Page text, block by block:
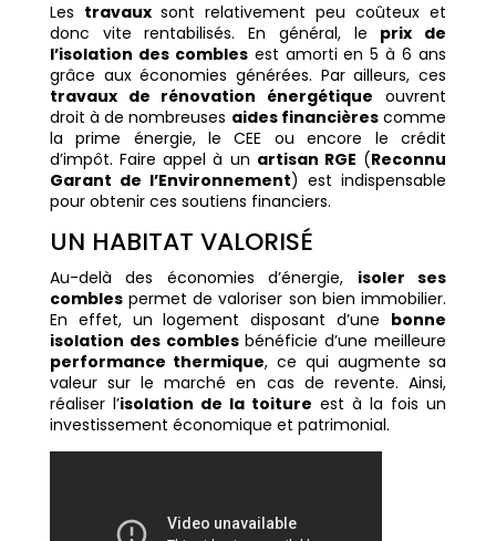
Les travaux sont relativement peu coûteux et
donc vite rentabilisés. En général, le prix de
l’isolation des comblesest amorti en 5 à 6 ans
grâce aux économies générées. Par ailleurs, ces
travaux de rénovation énergétique ouvrent
droit à de nombreuses aides financièrescomme
la prime énergie, le CEE ou encore le crédit
d’impôt. Faire appel à un artisan RGE (Reconnu
Garant de l’Environnement) est indispensable
pour obtenir ces soutiens financiers.
UN HABITAT VALORISÉ
Au-delà des économies d’énergie, isoler ses
comblespermet de valoriser son bien immobilier.
En effet, un logement disposant d’une bonne
isolation des comblesbénéficie d’une meilleure
performance thermique, ce qui augmente sa
valeur sur le marché en cas de revente. Ainsi,
réaliser l’isolation de la toiture est à la fois un
investissement économique et patrimonial.